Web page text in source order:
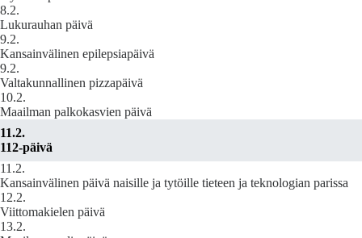
8.2.
Lukurauhan päivä
9.2.
Kansainvälinen epilepsiapäivä
9.2.
Valtakunnallinen pizzapäivä
10.2.
Maailman palkokasvien päivä
11.2.
112-päivä
11.2.
Kansainvälinen päivä naisille ja tytöille tieteen ja teknologian parissa
12.2.
Viittomakielen päivä
13.2.